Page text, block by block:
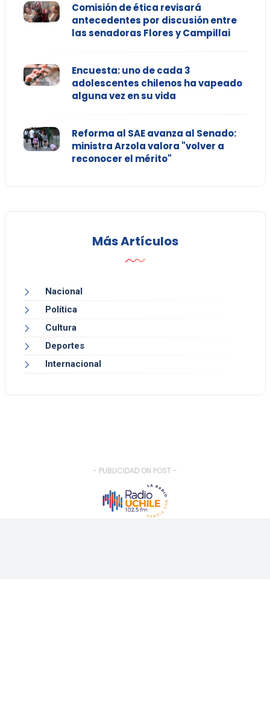
Comisión de ética revisará
antecedentes por discusión entre
las senadoras Flores y Campillai
Encuesta: uno de cada 3
adolescentes chilenos ha vapeado
alguna vez en su vida
Reforma al SAE avanza al Senado:
ministra Arzola valora "volver a
reconocer el mérito"
Más Artículos
Nacional
Política
Cultura
Deportes
Internacional
- PUBLICIDAD ON POST -